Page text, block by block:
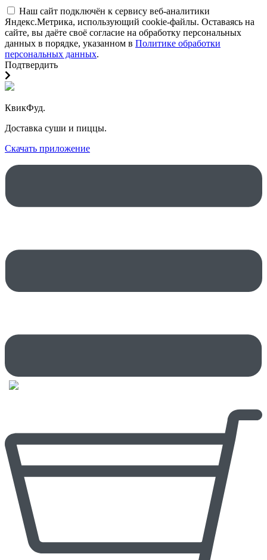
Наш сайт подключён к сервису веб-аналитики
Яндекс.Метрика, использующий cookie-файлы. Оставаясь на
сайте, вы даёте своё согласие на обработку персональных
данных в порядке, указанном в Политике обработки
персональных данных.
Подтвердить
КвикФуд.
Доставка суши и пиццы.
Скачать приложение